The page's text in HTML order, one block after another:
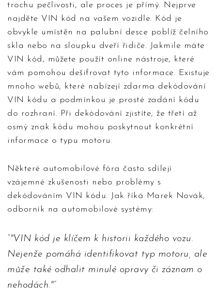
trochu pečlivosti, ale proces je přímý. Nejprve
najděte VIN kód na vašem vozidle. Kód je
obvykle umístěn na palubní desce poblíž čelního
skla nebo na sloupku dveří řidiče. Jakmile máte
VIN kód, můžete použít online nástroje, které
vám pomohou dešifrovat tyto informace. Existuje
mnoho webů, které nabízejí zdarma dekódování
VIN kódu a podmínkou je prosté zadání kódu
do rozhraní. Při dekódování zjistíte, že třetí až
osmý znak kódu mohou poskytnout konkrétní
informace o typu motoru.
Některé automobilové fóra často sdílejí
vzájemné zkušenosti nebo problémy s
dekódováním VIN kódu. Jak říká Marek Novák,
odborník na automobilové systémy:
"VIN kód je klíčem k historii každého vozu.
Nejenže pomáhá identifikovat typ motoru, ale
může také odhalit minulé opravy či záznam o
nehodách."